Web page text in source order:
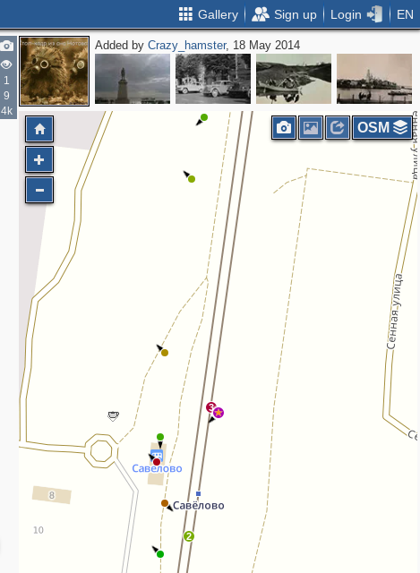
Gallery Sign up Login EN
1
9
4k
Added byCrazy_hamster, 18 May 2014
3
2
OSM